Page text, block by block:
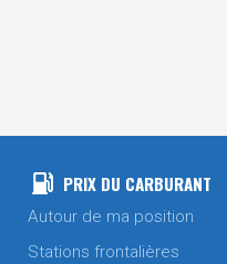
PRIX DU CARBURANT
Autour de ma position
Stations frontalières